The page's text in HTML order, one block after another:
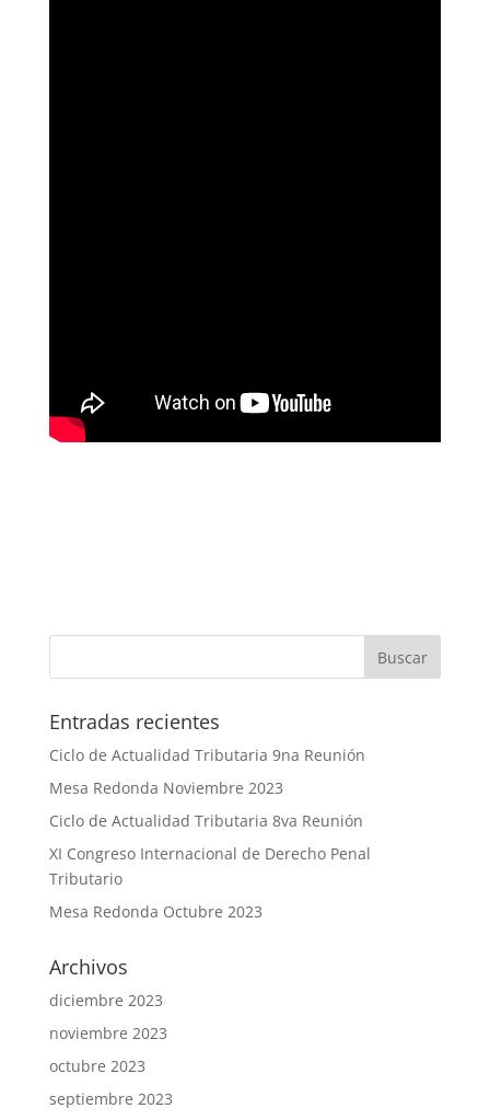
Entradas recientes
Ciclo de Actualidad Tributaria 9na Reunión
Mesa Redonda Noviembre 2023
Ciclo de Actualidad Tributaria 8va Reunión
XI Congreso Internacional de Derecho Penal
Tributario
Mesa Redonda Octubre 2023
Archivos
diciembre 2023
noviembre 2023
octubre 2023
septiembre 2023